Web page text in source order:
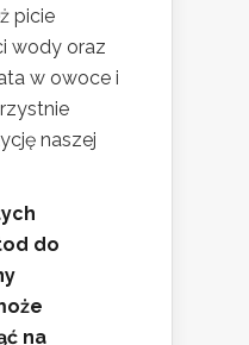
picie
wody oraz
w owoce i
naszej
do
na